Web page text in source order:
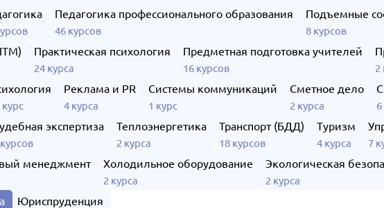
Педагогика профессионального образования
46 курсов
Подъемные
8 курсов
Практическая психология
24 курса
Предметная подготовка учителей
16 курсов 2
курс
Реклама и PR
4 курса
Системы коммуникаций
1 курс
Сметное дело
2 курса
экспертиза Теплоэнергетика
2 курса
Транспорт (БДД)
18 курсов
Туризм
4 курса 7
менеджмент Холодильное оборудование
2 курса
Экологическая
2 курса
Юриспруденция